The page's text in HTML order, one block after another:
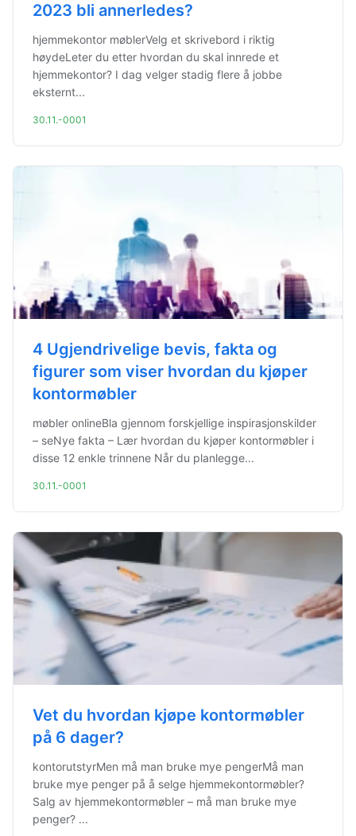
2023 bli annerledes?
hjemmekontor møblerVelg et skrivebord i riktig
høydeLeter du etter hvordan du skal innrede et
hjemmekontor? I dag velger stadig flere å jobbe
eksternt...
30.11.-0001
4 Ugjendrivelige bevis, fakta og
figurer som viser hvordan du kjøper
kontormøbler
møbler onlineBla gjennom forskjellige inspirasjonskilder
– seNye fakta – Lær hvordan du kjøper kontormøbler i
disse 12 enkle trinnene Når du planlegge...
30.11.-0001
Vet du hvordan kjøpe kontormøbler
på 6 dager?
kontorutstyrMen må man bruke mye pengerMå man
bruke mye penger på å selge hjemmekontormøbler?
Salg av hjemmekontormøbler – må man bruke mye
penger? ...